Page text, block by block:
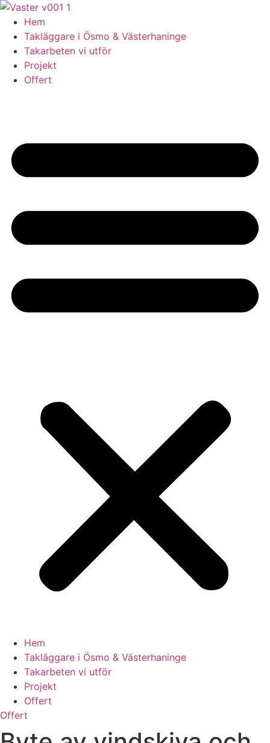
Skip
content
Hem
Takläggare i Ösmo & Västerhaninge
Takarbeten vi utför
Projekt
Offert
Hem
Takläggare i Ösmo & Västerhaninge
Takarbeten vi utför
Projekt
Offert
Offert